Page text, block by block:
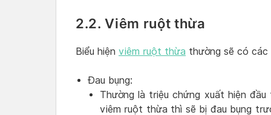
2.2. Viêm ruột thừa
Biểu hiện viêm ruột thừa thường sẽ có các
Đau bụng:
Thường là triệu chứng xuất hiện
viêm ruột thừa thì sẽ bị đau bụng